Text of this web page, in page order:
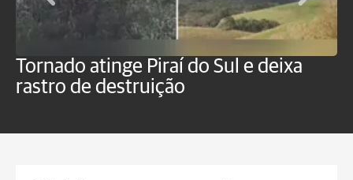
Tornado atinge Piraí do Sul e deixa
rastro de destruição